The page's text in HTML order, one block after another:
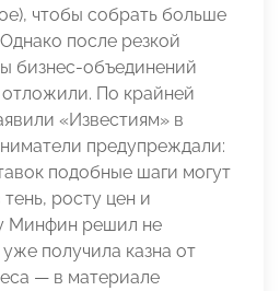
чтобы собрать больше
после резкой
бизнес-объединений
По крайней
«Известиям» в
предупреждали:
подобные шаги могут
росту цен и
Минфин решил не
получила казна от
— в материале